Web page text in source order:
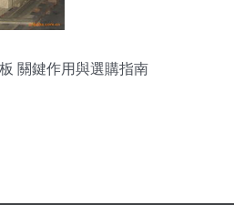
關鍵作用與選購指南